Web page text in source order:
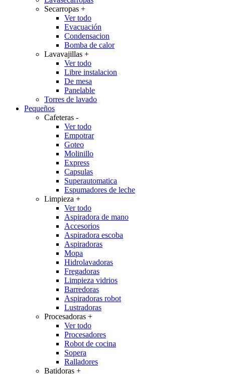
Secarropas +
Ver todo
Evacuación
Condensacion
Bomba de calor
Lavavajillas +
Ver todo
Libre instalacion
De mesa
Panelable
Torres de lavado
Pequeños
Cafeteras -
Ver todo
Empotrar
Goteo
Molinillo
Express
Capsulas
Superautomatica
Espumadores de leche
Limpieza +
Ver todo
Aspiradora de mano
Accesorios
Aspiradora escoba
Aspiradoras
Mopa
Hidrolavadoras
Fregadoras
Limpieza vidrios
Barredoras
Aspiradoras robot
Lustradoras
Procesadoras +
Ver todo
Procesadores
Robot de cocina
Sopera
Ralladores
Batidoras +